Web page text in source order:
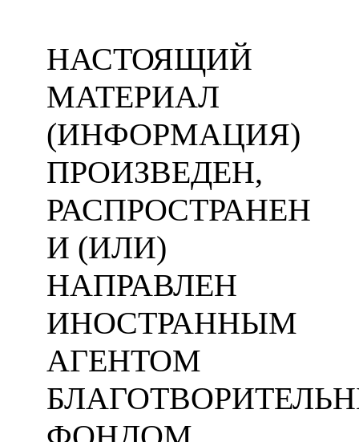
НАСТОЯЩИЙ
МАТЕРИАЛ
(ИНФОРМАЦИЯ)
ПРОИЗВЕДЕН,
РАСПРОСТРАНЕН
И (ИЛИ)
НАПРАВЛЕН
ИНОСТРАННЫМ
АГЕНТОМ